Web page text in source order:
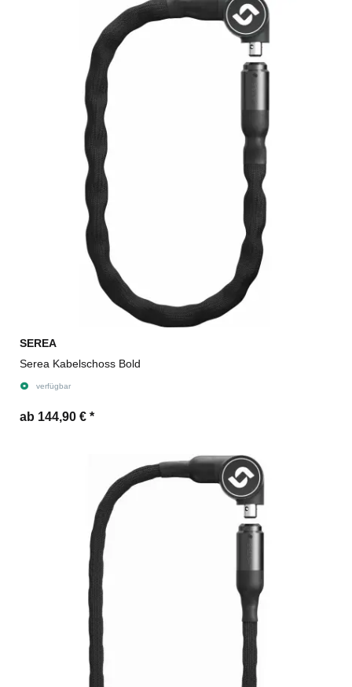
SEREA
Serea Kabelschoss Bold
verfügbar
ab 144,90 € *